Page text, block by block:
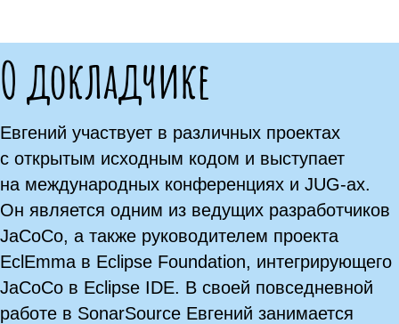
О докладчике
Евгений участвует в различных проектах
с открытым исходным кодом и выступает
на международных конференциях и JUG-ах.
Он является одним из ведущих разработчиков
JaCoCo, а также руководителем проекта
EclEmma в Eclipse Foundation, интегрирующего
JaCoCo в Eclipse IDE. В своей повседневной
работе в SonarSource Евгений занимается